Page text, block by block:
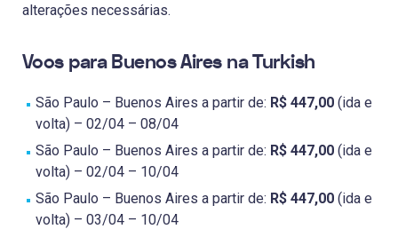
alterações necessárias.
Voos para Buenos Aires na Turkish
São Paulo – Buenos Aires a partir de: R$ 447,00 (ida e
volta) – 02/04 – 08/04
São Paulo – Buenos Aires a partir de: R$ 447,00 (ida e
volta) – 02/04 – 10/04
São Paulo – Buenos Aires a partir de: R$ 447,00 (ida e
volta) – 03/04 – 10/04